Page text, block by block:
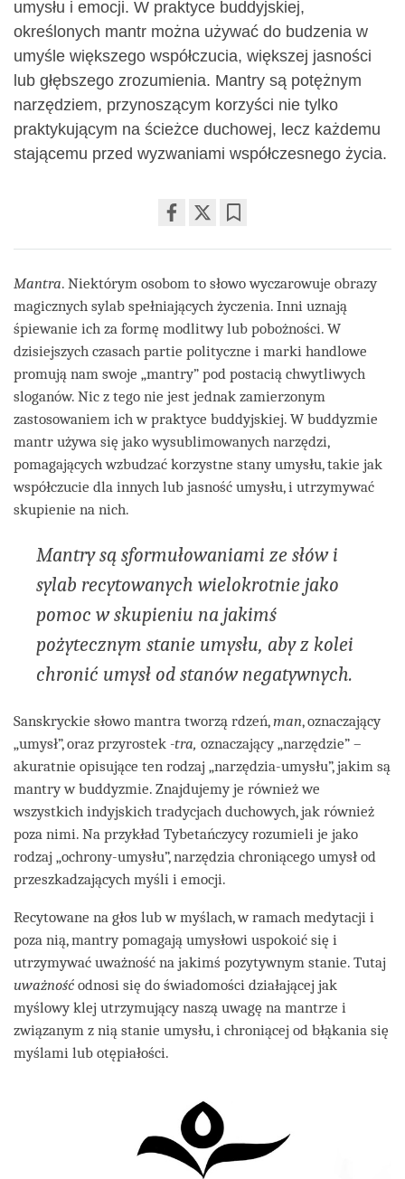
umysłu i emocji. W praktyce buddyjskiej,
określonych mantr można używać do budzenia w
umyśle większego współczucia, większej jasności
lub głębszego zrozumienia. Mantry są potężnym
narzędziem, przynoszącym korzyści nie tylko
praktykującym na ścieżce duchowej, lecz każdemu
stającemu przed wyzwaniami współczesnego życia.
facebook
Mantra. Niektórym osobom to słowo wyczarowuje obrazy
magicznych sylab spełniających życzenia. Inni uznają
śpiewanie ich za formę modlitwy lub pobożności. W
dzisiejszych czasach partie polityczne i marki handlowe
promują nam swoje „mantry” pod postacią chwytliwych
sloganów. Nic z tego nie jest jednak zamierzonym
zastosowaniem ich w praktyce buddyjskiej. W buddyzmie
mantr używa się jako wysublimowanych narzędzi,
pomagających wzbudzać korzystne stany umysłu, takie jak
współczucie dla innych lub jasność umysłu, i utrzymywać
skupienie na nich.
Mantry są sformułowaniami ze słów i
sylab recytowanych wielokrotnie jako
pomoc w skupieniu na jakimś
pożytecznym stanie umysłu, aby z kolei
chronić umysł od stanów negatywnych.
Sanskryckie słowo mantra tworzą rdzeń,man, oznaczający
„umysł”, oraz przyrostek -tra, oznaczający „narzędzie” –
akuratnie opisujące ten rodzaj „narzędzia-umysłu”, jakim są
mantry w buddyzmie. Znajdujemy je również we
wszystkich indyjskich tradycjach duchowych, jak również
poza nimi. Na przykład Tybetańczycy rozumieli je jako
rodzaj „ochrony-umysłu”, narzędzia chroniącego umysł od
przeszkadzających myśli i emocji.
Recytowane na głos lub w myślach, w ramach medytacji i
poza nią, mantry pomagają umysłowi uspokoić się i
utrzymywać uważność na jakimś pozytywnym stanie. Tutaj
uważność odnosi się do świadomości działającej jak
myślowy klej utrzymujący naszą uwagę na mantrze i
związanym z nią stanie umysłu, i chroniącej od błąkania się
myślami lub otępiałości.